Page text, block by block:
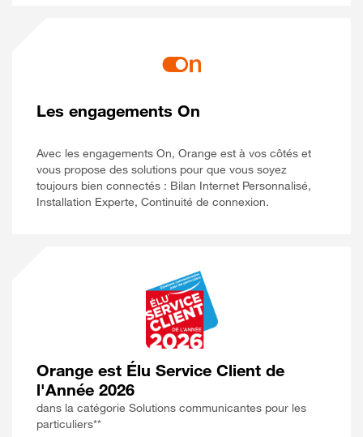
Les engagements On
Avec les engagements On, Orange est à vos côtés et
vous propose des solutions pour que vous soyez
toujours bien connectés : Bilan Internet Personnalisé,
Installation Experte, Continuité de connexion.
Orange est Élu Service Client de
l'Année 2026
dans la catégorie Solutions communicantes pour les
particuliers**